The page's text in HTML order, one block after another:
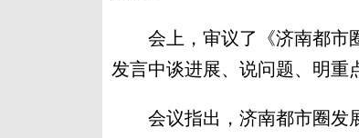
会上，审议了《济南都市圈
发言中谈进展、说问题、明重
会议指出，济南都市圈发展